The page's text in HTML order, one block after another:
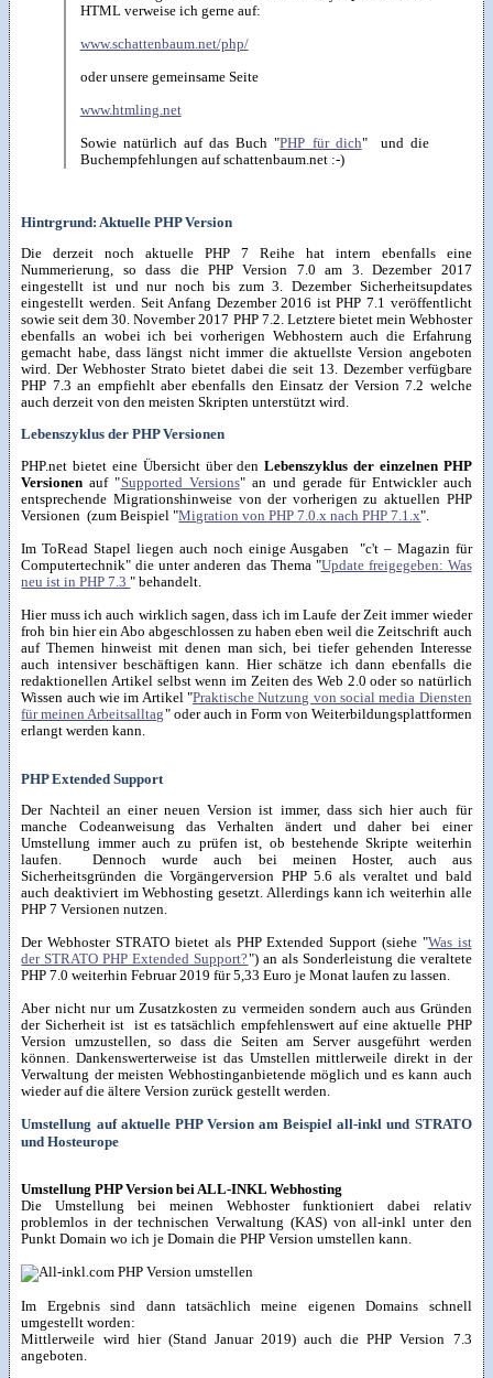
HTML verweise ich gerne auf:
www.schattenbaum.net/php/
oder unsere gemeinsame Seite
www.htmling.net
Sowie natürlich auf das Buch "PHP für dich" und die
Buchempfehlungen auf schattenbaum.net :-)
Hintrgrund: Aktuelle PHP Version
Die derzeit noch aktuelle PHP 7 Reihe hat intern ebenfalls eine
Nummerierung, so dass die PHP Version 7.0 am 3. Dezember 2017
eingestellt ist und nur noch bis zum 3. Dezember Sicherheitsupdates
eingestellt werden. Seit Anfang Dezember 2016 ist PHP 7.1 veröffentlicht
sowie seit dem 30. November 2017 PHP 7.2. Letztere bietet mein Webhoster
ebenfalls an wobei ich bei vorherigen Webhostern auch die Erfahrung
gemacht habe, dass längst nicht immer die aktuellste Version angeboten
wird. Der Webhoster Strato bietet dabei die seit 13. Dezember verfügbare
PHP 7.3 an empfiehlt aber ebenfalls den Einsatz der Version 7.2 welche
auch derzeit von den meisten Skripten unterstützt wird.
Lebenszyklus der PHP Versionen
PHP.net bietet eine Übersicht über denLebenszyklus der einzelnen PHP
Versionen auf "Supported Versions" an und gerade für Entwickler auch
entsprechende Migrationshinweise von der vorherigen zu aktuellen PHP
Versionen (zum Beispiel "Migration von PHP 7.0.x nach PHP 7.1.x".
Im ToRead Stapel liegen auch noch einige Ausgaben "c't – Magazin für
Computertechnik" die unter anderen das Thema "Update freigegeben: Was
neu ist in PHP 7.3" behandelt.
Hier muss ich auch wirklich sagen, dass ich im Laufe der Zeit immer wieder
froh bin hier ein Abo abgeschlossen zu haben eben weil die Zeitschrift auch
auf Themen hinweist mit denen man sich, bei tiefer gehenden Interesse
auch intensiver beschäftigen kann. Hier schätze ich dann ebenfalls die
redaktionellen Artikel selbst wenn im Zeiten des Web 2.0 oder so natürlich
Wissen auch wie im Artikel "Praktische Nutzung von social media Diensten
für meinen Arbeitsalltag" oder auch in Form von Weiterbildungsplattformen
erlangt werden kann.
PHP Extended Support
Der Nachteil an einer neuen Version ist immer, dass sich hier auch für
manche Codeanweisung das Verhalten ändert und daher bei einer
Umstellung immer auch zu prüfen ist, ob bestehende Skripte weiterhin
laufen. Dennoch wurde auch bei meinen Hoster, auch aus
Sicherheitsgründen die Vorgängerversion PHP 5.6 als veraltet und bald
auch deaktiviert im Webhosting gesetzt. Allerdings kann ich weiterhin alle
PHP 7 Versionen nutzen.
Der Webhoster STRATO bietet als PHP Extended Support (siehe "Was ist
der STRATO PHP Extended Support?") an als Sonderleistung die veraltete
PHP 7.0 weiterhin Februar 2019 für 5,33 Euro je Monat laufen zu lassen.
Aber nicht nur um Zusatzkosten zu vermeiden sondern auch aus Gründen
der Sicherheit ist ist es tatsächlich empfehlenswert auf eine aktuelle PHP
Version umzustellen, so dass die Seiten am Server ausgeführt werden
können. Dankenswerterweise ist das Umstellen mittlerweile direkt in der
Verwaltung der meisten Webhostinganbietende möglich und es kann auch
wieder auf die ältere Version zurück gestellt werden.
Umstellung auf aktuelle PHP Version am Beispiel all-inkl und STRATO
und Hosteurope
Umstellung PHP Version bei ALL-INKL Webhosting
Die Umstellung bei meinen Webhoster funktioniert dabei relativ
problemlos in der technischen Verwaltung (KAS) von all-inkl unter den
Punkt Domain wo ich je Domain die PHP Version umstellen kann.
Im Ergebnis sind dann tatsächlich meine eigenen Domains schnell
umgestellt worden:
Mittlerweile wird hier (Stand Januar 2019) auch die PHP Version 7.3
angeboten.